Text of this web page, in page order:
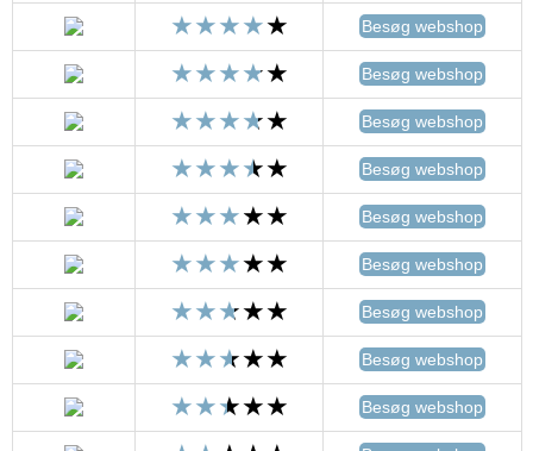
Besøg webshop
Besøg webshop
Besøg webshop
Besøg webshop
Besøg webshop
Besøg webshop
Besøg webshop
Besøg webshop
Besøg webshop